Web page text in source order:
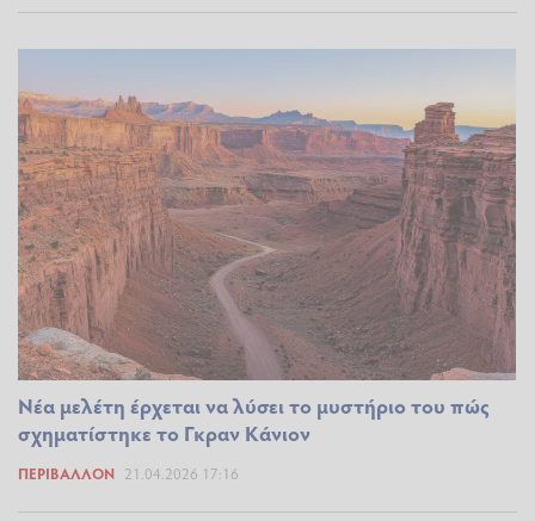
Νέα μελέτη έρχεται να λύσει το μυστήριο του πώς
σχηματίστηκε το Γκραν Κάνιον
ΠΕΡΙΒΆΛΛΟΝ 21.04.2026 17:16